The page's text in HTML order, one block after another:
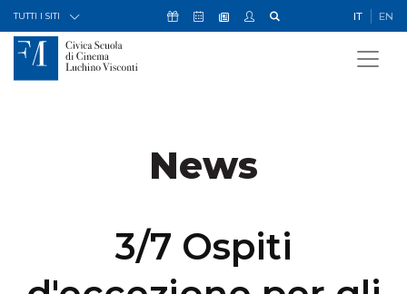
Skip to Content
TUTTI I SITI Icona Sostienici
Icona Calendario Eventi
Icona Newsletter
Icona My Civica IT EN
News
3/7 Ospiti